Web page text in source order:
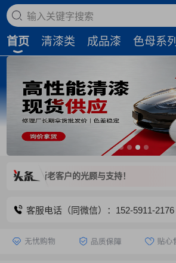
搜索商品
首页 清漆类 成品漆 色母系列
迎新老客户的光顾与支持！
客服电话（同微信）：152-5911-2176